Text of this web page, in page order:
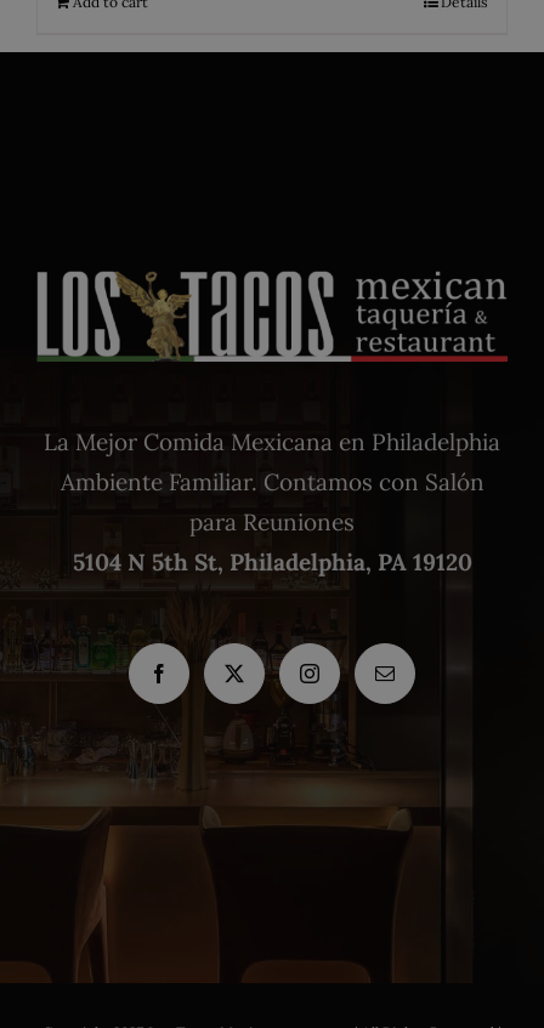
La Mejor Comida Mexicana en Philadelphia
Ambiente Familiar. Contamos con Salón
para Reuniones
5104 N 5th St, Philadelphia, PA 19120